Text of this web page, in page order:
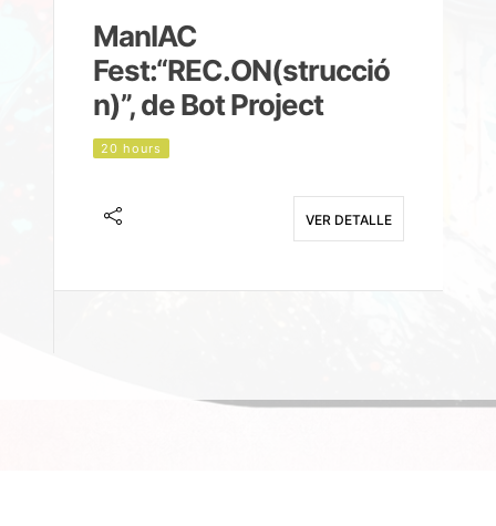
ManIAC
Fest:“REC.ON(strucció
n)”, de Bot Project
20 hours
VER DETALLE